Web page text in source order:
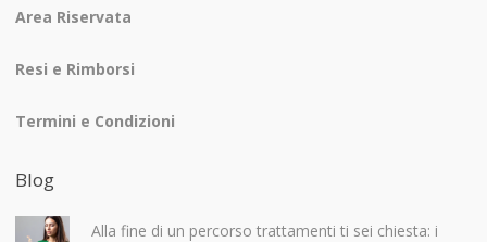
Area Riservata
Resi e Rimborsi
Termini e Condizioni
Blog
Alla fine di un percorso trattamenti ti sei chiesta: i